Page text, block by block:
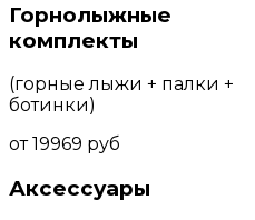
Горнолыжные
комплекты
(горные лыжи + палки +
ботинки)
от 19969 руб
Аксессуары